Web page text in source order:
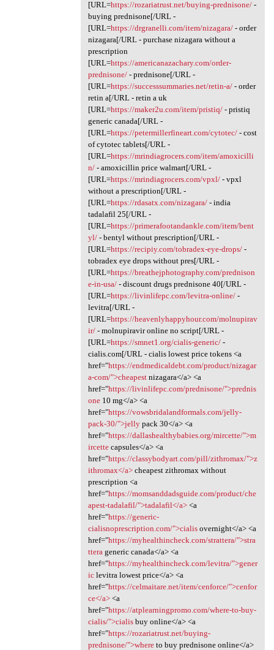
[URL=https://rozariatrust.net/buying-prednisone/-
buying prednisone[/URL -
[URL=https://drgranelli.com/item/nizagara/- order
nizagara[/URL - purchase nizagara without a
prescription
[URL=https://americanazachary.com/order-
prednisone/- prednisone[/URL -
[URL=https://successsummaries.net/retin-a/- order
retin a[/URL - retin a uk
[URL=https://maker2u.com/item/pristiq/- pristiq
generic canada[/URL -
[URL=https://petermillerfineart.com/cytotec/- cost
of cytotec tablets[/URL -
[URL=https://mrindiagrocers.com/item/amoxicilli
n/- amoxicillin price walmart[/URL -
[URL=https://mrindiagrocers.com/vpxl/- vpxl
without a prescription[/URL -
[URL=https://rdasatx.com/nizagara/- india
tadalafil 25[/URL -
[URL=https://primerafootandankle.com/item/bent
yl/- bentyl without prescription[/URL -
[URL=https://recipiy.com/tobradex-eye-drops/-
tobradex eye drops without pres[/URL -
[URL=https://breathejphotography.com/prednison
e-in-usa/- discount drugs prednisone 40[/URL -
[URL=https://livinlifepc.com/levitra-online/-
levitra[/URL -
[URL=https://heavenlyhappyhour.com/molnupirav
ir/- molnupiravir online no script[/URL -
[URL=https://smnet1.org/cialis-generic/-
cialis.com[/URL - cialis lowest price tokens <a
href="https://endmedicaldebt.com/product/nizagar
a-com/">cheapestnizagara</a> <a
href="https://livinlifepc.com/prednisone/">prednis
one10 mg</a> <a
href="https://vowsbridalandformals.com/jelly-
pack-30/">jellypack 30</a> <a
href="https://dallashealthybabies.org/mircette/">m
ircettecapsules</a> <a
href="https://classybodyart.com/pill/zithromax/">z
ithromax</a>cheapest zithromax without
prescription <a
href="https://momsanddadsguide.com/product/che
apest-tadalafil/">tadalafil</a><a
href="https://generic-
cialisnoprescription.com/">cialisovernight</a> <a
href="https://myhealthincheck.com/strattera/">stra
ttera generic canada</a> <a
href="https://myhealthincheck.com/levitra/">gener
iclevitra lowest price</a> <a
href="https://celmaitare.net/item/cenforce/">cenfor
ce</a><a
href="https://atplearningpromo.com/where-to-buy-
cialis/">cialisbuy online</a> <a
href="https://rozariatrust.net/buying-
prednisone/">whereto buy prednisone online</a>